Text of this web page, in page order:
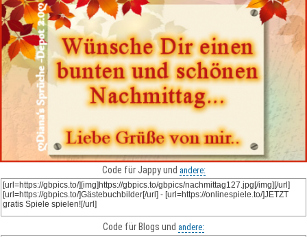
Code für Jappy und andere:
Code für Blogs und andere: